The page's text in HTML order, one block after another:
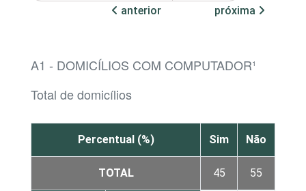
anterior
próxima
A1 - DOMICÍLIOS COM COMPUTADOR¹
Total de domicílios
Percentual (%) Sim Não
TOTAL 45 55